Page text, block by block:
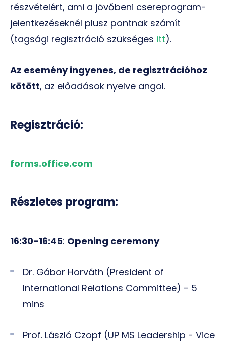
részvételért, ami a jövőbeni csereprogram-
jelentkezéseknél plusz pontnak számít
(tagsági regisztráció szükséges itt).
Az esemény ingyenes, de regisztrációhoz
kötött, az előadások nyelve angol.
Regisztráció:
forms.office.com
Részletes program:
16:30-16:45: Opening ceremony
Dr. Gábor Horváth (President of
International Relations Committee) - 5
mins
Prof. László Czopf (UP MS Leadership - Vice